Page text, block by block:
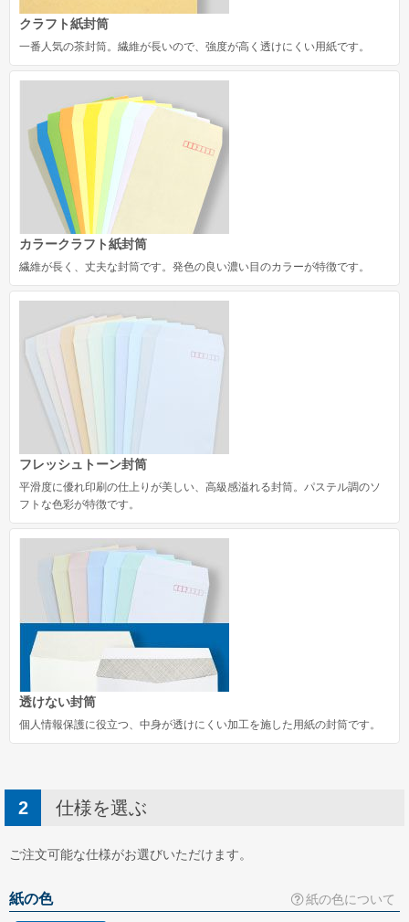
洋形4号タテ窓付き
洋形5号タテ
長形6号窓付き
長形30号
長形40号
角形サイズ
角形0号
角形1号
角形2号
角形A4号
角形3号
角形4号
角形5号
角形6号
角形7号
角形20号
お問い合わせ
お問い合わせ
無料サンプル請求
見積請求
選べる注文方法
お持ちのデータから印刷する
お持ちの封筒から印刷する
印刷せずに注文する
データ入稿ガイド
クラフト紙封筒
一番人気の茶封筒。繊維が長いので、強度が高く透けにくい用紙です。
カラークラフト紙封筒
繊維が長く、丈夫な封筒です。発色の良い濃い目のカラーが特徴です。
フレッシュトーン封筒
平滑度に優れ印刷の仕上りが美しい、高級感溢れる封筒。パステル調のソ
フトな色彩が特徴です。
透けない封筒
個人情報保護に役立つ、中身が透けにくい加工を施した用紙の封筒です。
仕様を選ぶ
ご注文可能な仕様がお選びいただけます。
紙の色 紙の色について